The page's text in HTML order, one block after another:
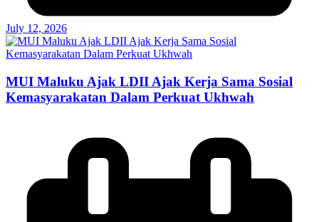
July 12, 2026
MUI Maluku Ajak LDII Ajak Kerja Sama Sosial
Kemasyarakatan Dalam Perkuat Ukhwah